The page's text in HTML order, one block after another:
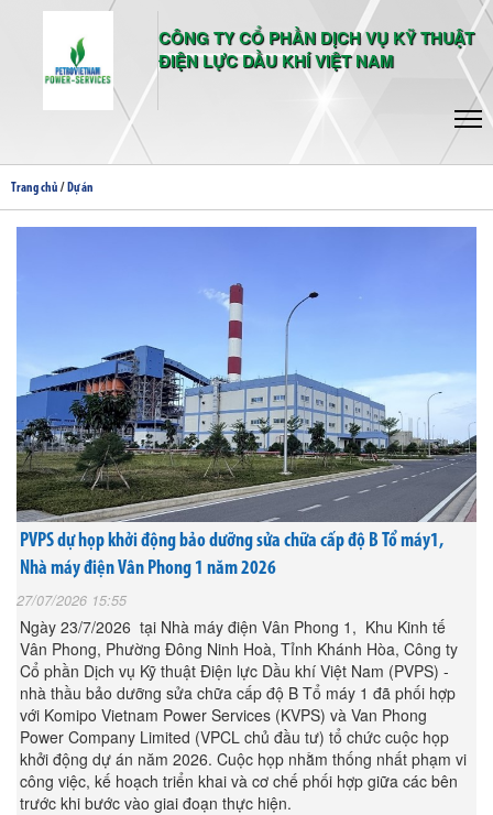
CÔNG TY CỔ PHẦN DỊCH VỤ KỸ THUẬT
ĐIỆN LỰC DẦU KHÍ VIỆT NAM
Trang chủ / Dự án
PVPS dự họp khởi động bảo dưỡng sửa chữa cấp độ B Tổ máy1,
Nhà máy điện Vân Phong 1 năm 2026
27/07/2026 15:55
Ngày 23/7/2026 tại Nhà máy điện Vân Phong 1, Khu Kinh tế
Vân Phong, Phường Đông Ninh Hoà, Tỉnh Khánh Hòa, Công ty
Cổ phần Dịch vụ Kỹ thuật Điện lực Dầu khí Việt Nam (PVPS) -
nhà thầu bảo dưỡng sửa chữa cấp độ B Tổ máy 1 đã phối hợp
với Komipo Vietnam Power Services (KVPS) và Van Phong
Power Company Limited (VPCL chủ đầu tư) tổ chức cuộc họp
khởi động dự án năm 2026. Cuộc họp nhằm thống nhất phạm vi
công việc, kế hoạch triển khai và cơ chế phối hợp giữa các bên
trước khi bước vào giai đoạn thực hiện.